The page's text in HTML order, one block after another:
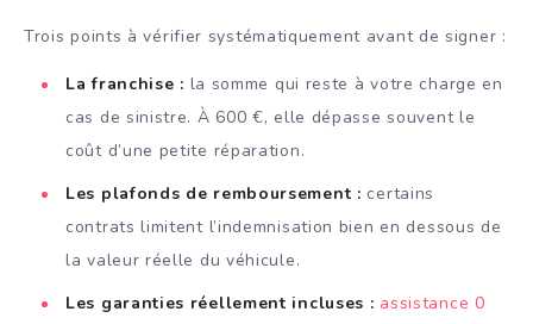
Trois points à vérifier systématiquement avant de signer :
La franchise : la somme qui reste à votre charge en
cas de sinistre. À 600 €, elle dépasse souvent le
coût d’une petite réparation.
Les plafonds de remboursement : certains
contrats limitent l’indemnisation bien en dessous de
la valeur réelle du véhicule.
Les garanties réellement incluses : assistance 0